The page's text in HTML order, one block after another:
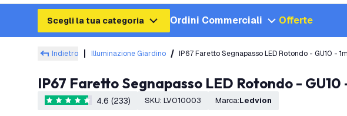
Scegli la tua categoria Ordini Commerciali Offerte
Indietro Illuminazione Giardino IP67 Faretto Segnapasso LED Rotondo - GU10 -
IP67 Faretto Segnapasso LED Rotondo - GU10
4.6 stelle di valutazione
4.6 (233) SKU: LVO10003 Marca: Ledvion